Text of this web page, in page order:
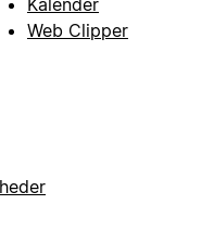
Kalender
Web Clipper